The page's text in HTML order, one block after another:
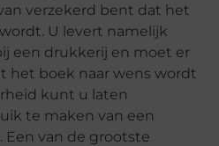
verzekerd bent dat het
U levert namelijk
een drukkerij en moet er
het boek naar wens wordt
kunt u laten
te maken van een
van de grootste